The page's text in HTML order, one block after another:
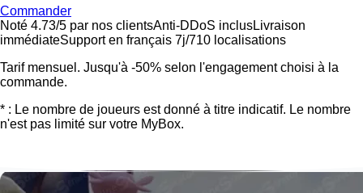
Commander
Noté 4.73/5 par nos clientsAnti-DDoS inclusLivraison
immédiateSupport en français 7j/710 localisations
Tarif mensuel. Jusqu'à -50% selon l'engagement choisi à la
commande.
* : Le nombre de joueurs est donné à titre indicatif. Le nombre
n'est pas limité sur votre MyBox.